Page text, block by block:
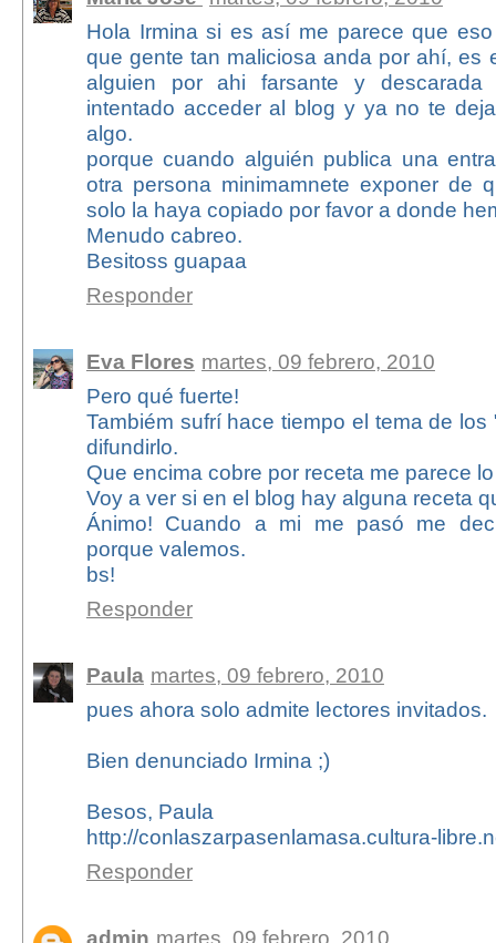
Hola Irmina si es así me parece que
que gente tan maliciosa anda por ahí, es
alguien por ahi farsante y
intentado acceder al blog y ya no te
algo.
porque cuando alguién publica una
otra persona minimamnete exponer de
solo la haya copiado por favor a donde
Menudo cabreo.
Besitoss guapaa
Responder
Eva Flores martes, 09 febrero, 2010
Pero qué fuerte!
Tambiém sufrí hace tiempo el tema de
difundirlo.
Que encima cobre por receta me parece
Voy a ver si en el blog hay alguna receta
Ánimo! Cuando a mi me pasó me
porque valemos.
bs!
Responder
Paula martes, 09 febrero, 2010
pues ahora solo admite lectores invitados.
Bien denunciado Irmina ;)
Besos, Paula
http://conlaszarpasenlamasa.cultura-
Responder
admin martes, 09 febrero, 2010